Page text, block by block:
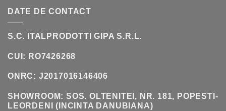
DATE DE CONTACT
S.C. ITALPRODOTTI GIPA S.R.L.
CUI: RO7426268
ONRC: J2017016146406
SHOWROOM:SOS. OLTENITEI, NR. 181, POPESTI-
LEORDENI (INCINTA DANUBIANA)